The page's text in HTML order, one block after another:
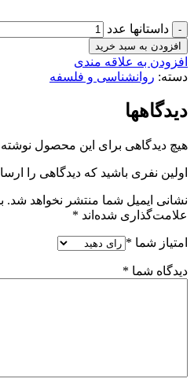
داستانها عدد
افزودن به سبد خرید
افزودن به علاقه مندی
دسته: روانشناسی و فلسفه
دیدگاهها
هیچ دیدگاهی برای این محصول
اولین نفری باشید که دیدگاهی را
نشانی ایمیل شما منتشر نخواهد شد.
علامت‌گذاری شده‌اند *
امتیاز شما *
دیدگاه شما *